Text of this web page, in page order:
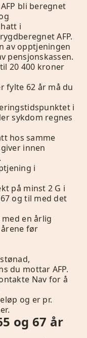
bli beregnet
i
AFP.
av opptjeningen
pensjonskassen.
20 400 kroner
fylte 62 år må du
i
sykdom regnes
hos samme
innen
i
på minst 2 G i
og til med det
en årlig
før
du mottar AFP.
Nav for å
og er pr.
og 67 år